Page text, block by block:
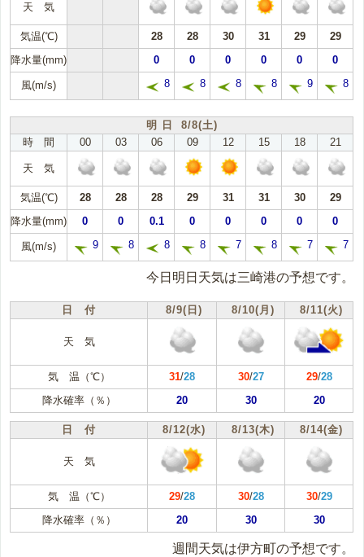
天 気
気温(℃) 28 28 30 31 29
29
降水量(mm)
0 0 0 0 0 0
風(m/s) 8 8 8 8 9 8
明 日 8/8(土)
時 間
00 03 06 09 12 15 18 21
天 気
気温(℃) 28 28 28 29 31 31 30
29
降水量(mm)
0 0 0.1 0 0 0 0 0
風(m/s) 9 8 8 8 7 8 7 7
今日明日天気は三崎港の予想です。
日 付 8/9(日) 8/10(月) 8/11(火)
天 気
気 温（℃） 31/28 30/27 29/28
降水確率（％）
20 30 20
日 付 8/12(水) 8/13(木) 8/14(金)
天 気
気 温（℃） 29/28 30/28 30/29
降水確率（％）
20 30 30
週間天気は伊方町の予想です。